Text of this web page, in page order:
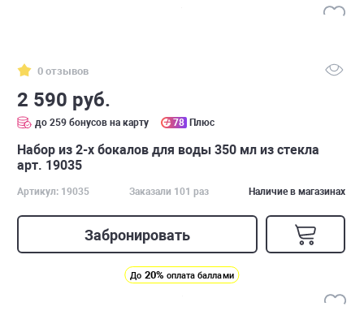
0 отзывов
2 590 руб.
до 259 бонусов на карту 78 Плюс
Набор из 2-х бокалов для воды 350 мл из стекла
арт. 19035
Артикул: 19035 Заказали 101 раз Наличие в магазинах
Забронировать
До 20% оплата баллами